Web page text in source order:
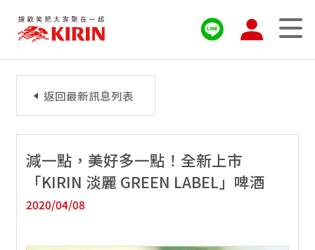
減一點，美好多一點！全新上市
「KIRIN 淡麗 GREEN LABEL」啤酒
2020/04/08
返回最新訊息列表